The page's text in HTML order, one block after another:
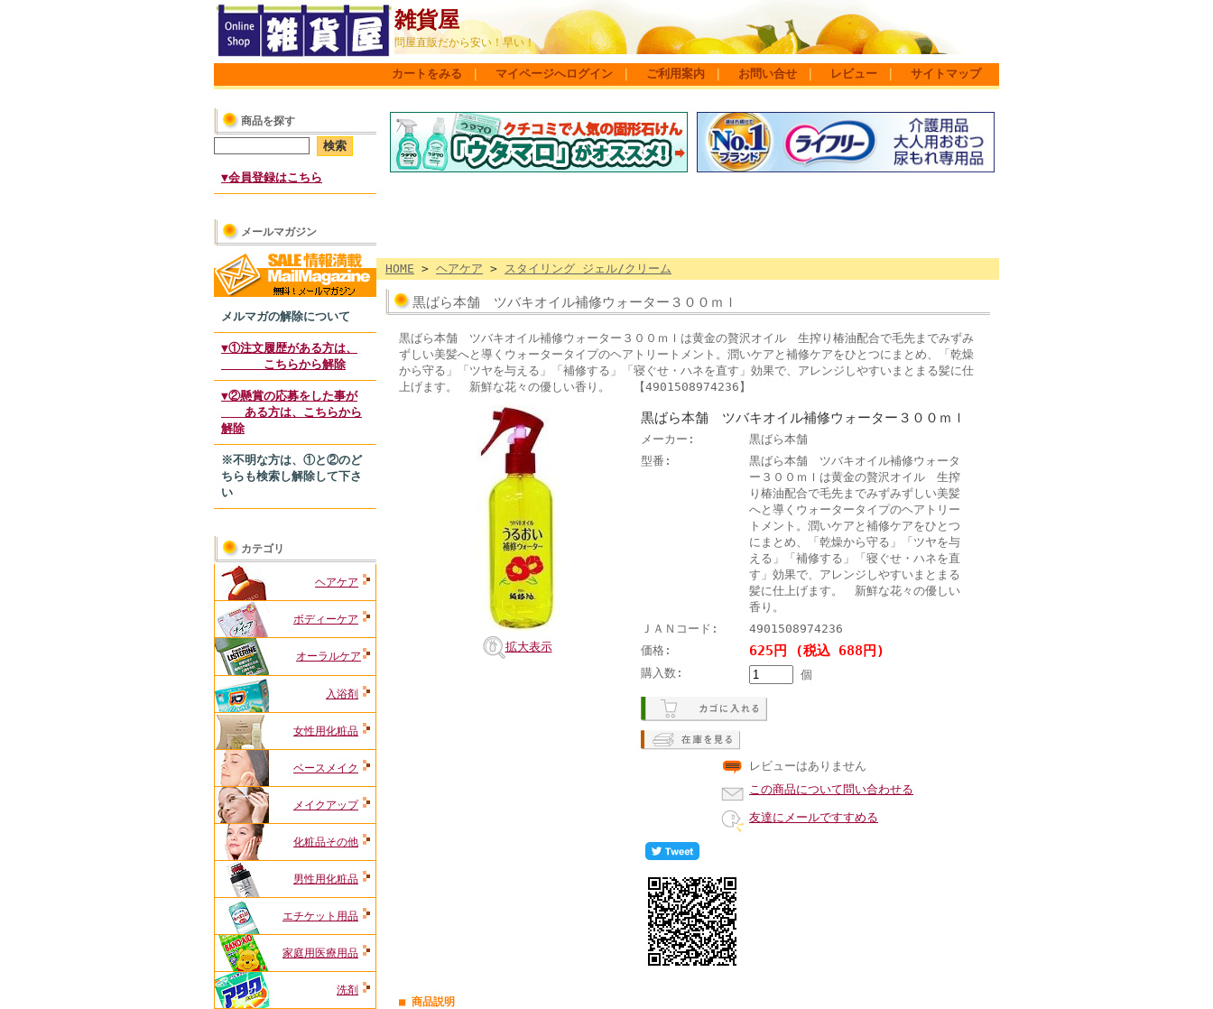
雑貨屋
問屋直販だから安い！早い！
カートをみる マイページへログイン ご利用案内 お問い合せ レビュー サイトマップ
商品を探す
▼会員登録はこちら
メールマガジン
メルマガの解除について
▼①注文履歴がある方は、
こちらから解除
▼②懸賞の応募をした事が
ある方は、こちらから
解除
※不明な方は、①と②のど
ちらも検索し解除して下さ
い
カテゴリ
ヘアケア
ボディーケア
オーラルケア
入浴剤
女性用化粧品
ベースメイク
メイクアップ
化粧品その他
男性用化粧品
エチケット用品
家庭用医療用品
洗剤
HOME > ヘアケア > スタイリング ジェル/クリーム
黒ばら本舗 ツバキオイル補修ウォーター３００ｍｌ
黒ばら本舗 ツバキオイル補修ウォーター３００ｍｌは黄金の贅沢オイル 生搾り椿油配合で毛先までみずみ
ずしい美髪へと導くウォータータイプのヘアトリートメント。潤いケアと補修ケアをひとつにまとめ、「乾燥
から守る」「ツヤを与える」「補修する」「寝ぐせ・ハネを直す」効果で、アレンジしやすいまとまる髪に仕
上げます。 新鮮な花々の優しい香り。 【4901508974236】
拡大表示
黒ばら本舗 ツバキオイル補修ウォーター３００ｍｌ
メーカー:
黒ばら本舗
型番:
黒ばら本舗 ツバキオイル補修ウォータ
ー３００ｍｌは黄金の贅沢オイル 生搾
り椿油配合で毛先までみずみずしい美髪
へと導くウォータータイプのヘアトリー
トメント。潤いケアと補修ケアをひとつ
にまとめ、「乾燥から守る」「ツヤを与
える」「補修する」「寝ぐせ・ハネを直
す」効果で、アレンジしやすいまとまる
髪に仕上げます。 新鮮な花々の優しい
香り。
ＪＡＮコード:
4901508974236
価格:
625円 (税込 688円)
購入数: 個
レビューはありません
この商品について問い合わせる
友達にメールですすめる
■ 商品説明